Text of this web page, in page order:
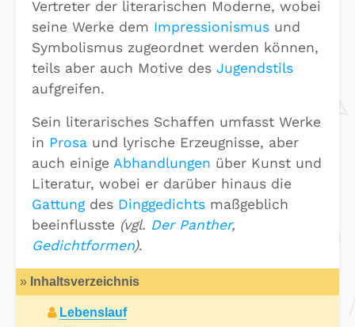
Vertreter der literarischen Moderne, wobei
seine Werke dem Impressionismus und
Symbolismus zugeordnet werden können,
teils aber auch Motive des Jugendstils
aufgreifen.
Sein literarisches Schaffen umfasst Werke
in Prosa und lyrische Erzeugnisse, aber
auch einige Abhandlungen über Kunst und
Literatur, wobei er darüber hinaus die
Gattungdes Dinggedichts maßgeblich
beeinflusste (vgl. Der Panther,
Gedichtformen).
» Inhaltsverzeichnis
Lebenslauf